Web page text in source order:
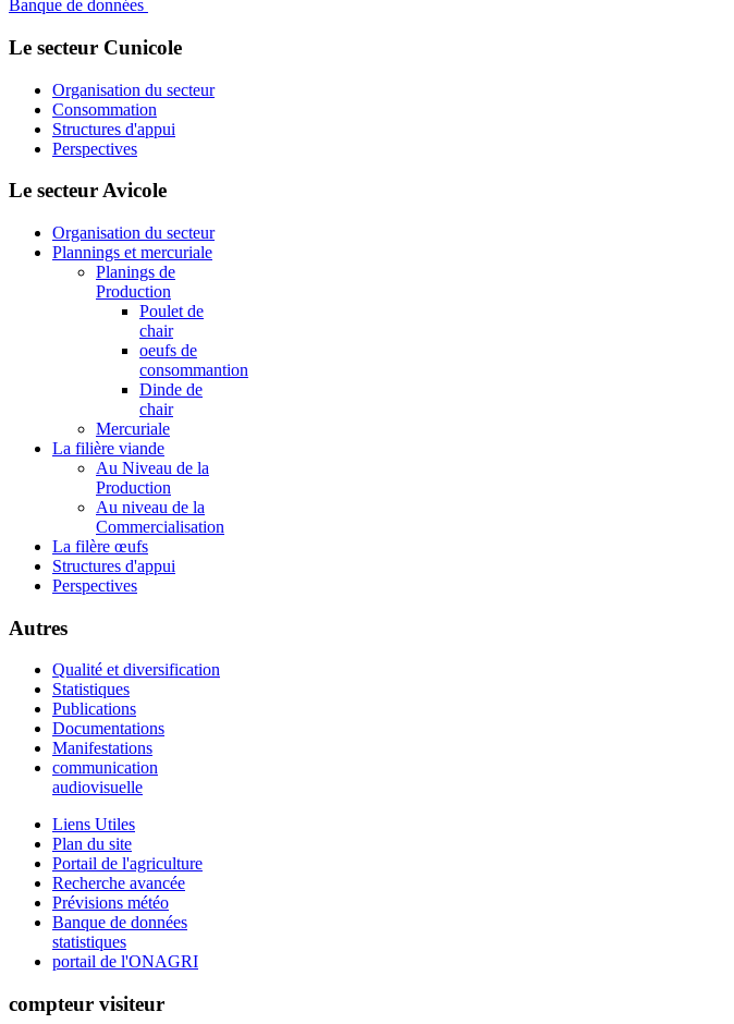
Banque de données
Le secteur Cunicole
Organisation du secteur
Consommation
Structures d'appui
Perspectives
Le secteur Avicole
Organisation du secteur
Plannings et mercuriale
Planings de
Production
Poulet de
chair
oeufs de
consommantion
Dinde de
chair
Mercuriale
La filière viande
Au Niveau de la
Production
Au niveau de la
Commercialisation
La filère œufs
Structures d'appui
Perspectives
Autres
Qualité et diversification
Statistiques
Publications
Documentations
Manifestations
communication
audiovisuelle
Liens Utiles
Plan du site
Portail de l'agriculture
Recherche avancée
Prévisions météo
Banque de données
statistiques
portail de l'ONAGRI
compteur visiteur